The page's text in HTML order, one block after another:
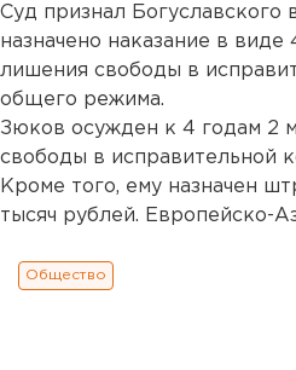
Суд признал Богуславского
назначено наказание в виде
лишения свободы в
общего режима.
Зюков осужден к 4 годам 2
свободы в исправительной
Кроме того, ему назначен
тысяч рублей. Европейско-
Общество